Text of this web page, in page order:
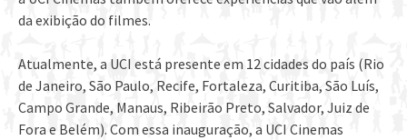
da exibição do filmes.
Atualmente, a UCI está presente em 12 cidades do país (Rio
de Janeiro, São Paulo, Recife, Fortaleza, Curitiba, São Luís,
Campo Grande, Manaus, Ribeirão Preto, Salvador, Juiz de
Fora e Belém). Com essa inauguração, a UCI Cinemas